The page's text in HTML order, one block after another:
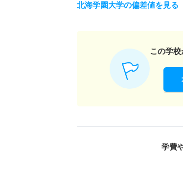
北海学園大学の偏差値を見る
この学
学費